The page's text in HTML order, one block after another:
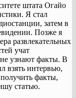
штата Огайо
Я стал
затем в
Позже я
развлекательных
учат
узнают факты. В
взять интервью,
факты,
статью.